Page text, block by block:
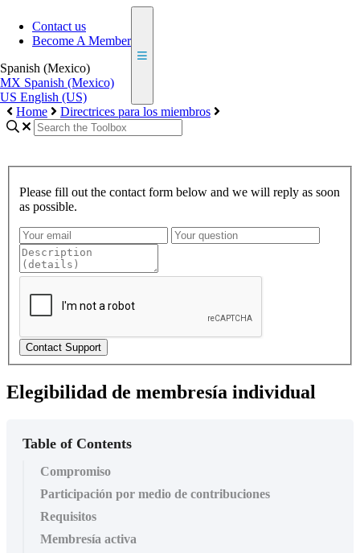
Contact us
Become A Member
Spanish (Mexico)
MX Spanish (Mexico)
US English (US)
Home
Directrices para los miembros
Please fill out the contact form below and we will reply as soon
as possible.
Elegibilidad de membresía individual
Table of Contents
Compromiso
Participación por medio de contribuciones
Requisitos
Membresía activa